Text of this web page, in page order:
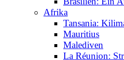
Afrika
Tansania:
Mauritius
Malediven
La Réunion: